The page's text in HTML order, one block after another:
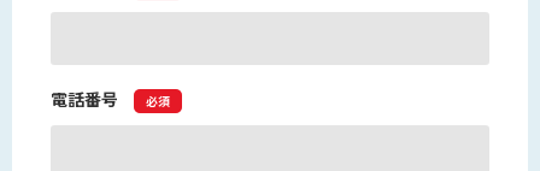
電話番号 必須